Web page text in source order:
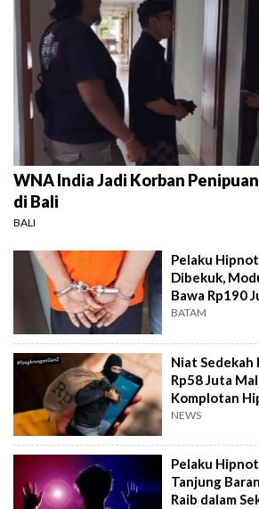
WNA India Jadi Korban
di Bali
BALI
Pelaku
Dibekuk,
Bawa Rp190
BATAM
Niat Sedekah
Rp58 Juta
Komplotan
Religius
NEWS
Pelaku
Tanjung
Raib dalam